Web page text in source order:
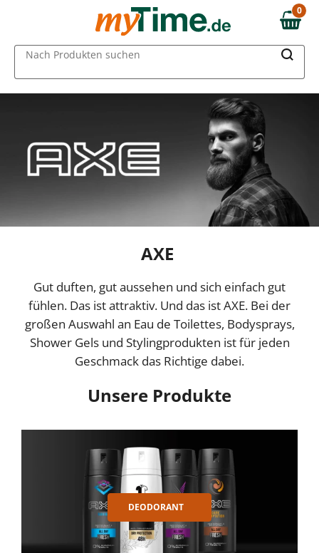
0,00 €
0
Nach Produkten suchen
AXE
Gut duften, gut aussehen und sich einfach gut
fühlen. Das ist attraktiv. Und das ist AXE. Bei der
großen Auswahl an Eau de Toilettes, Bodysprays,
Shower Gels und Stylingprodukten ist für jeden
Geschmack das Richtige dabei.
Unsere Produkte
DEODORANT